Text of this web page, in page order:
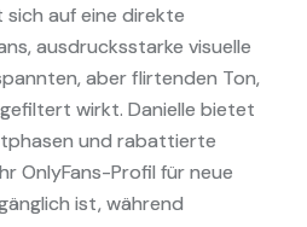
auf eine direkte
ausdrucksstarke visuelle
aber flirtenden Ton,
wirkt. Danielle bietet
und rabattierte
OnlyFans-Profil für neue
ist, während